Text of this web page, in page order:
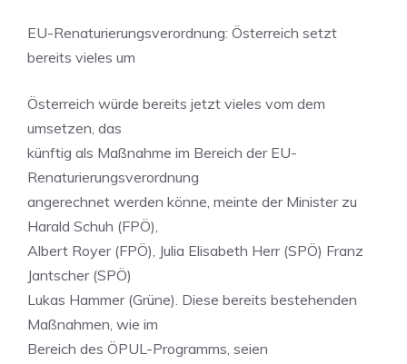
EU-Renaturierungsverordnung: Österreich setzt
bereits vieles um
Österreich würde bereits jetzt vieles vom dem
umsetzen, das
künftig als Maßnahme im Bereich der EU-
Renaturierungsverordnung
angerechnet werden könne, meinte der Minister zu
Harald Schuh (FPÖ),
Albert Royer (FPÖ), Julia Elisabeth Herr (SPÖ) Franz
Jantscher (SPÖ)
Lukas Hammer (Grüne). Diese bereits bestehenden
Maßnahmen, wie im
Bereich des ÖPUL-Programms, seien